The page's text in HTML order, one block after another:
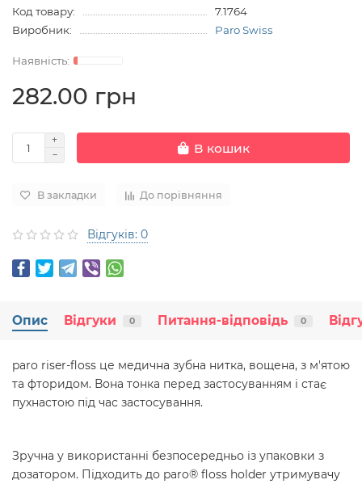
Код товару:
7.1764
Виробник:
Paro Swiss
282.00 грн
В кошик
В закладки До порівняння
Відгуків: 0
Опис Відгуки 0 Питання-відповідь 0
paro riser-floss це медична зубна нитка, вощена, з м'ятою
та фторидом. Вона тонка перед застосуванням і стає
пухнастою під час застосування.
Зручна у використанні безпосередньо із упаковки з
дозатором. Підходить до paro® floss holder утримувачу